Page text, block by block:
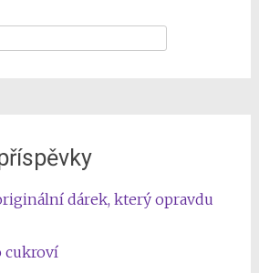
dárek, který opravdu
cukroví